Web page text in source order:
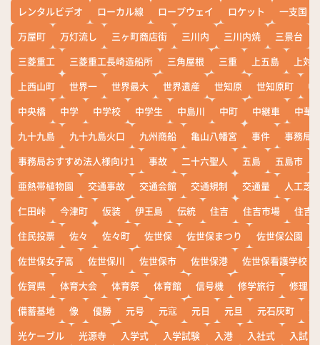
レンタルビデオ
ローカル線 ロープウェイ ロケット
一支国
万屋町
万灯流し 三ヶ町商店街 三川内 三川内焼 三景台
三菱重工
三菱重工長崎造船所 三角屋根 三重 上五島
上対
上西山町
世界一 世界最大 世界遺産 世知原 世知原町
中
中央橋
中学 中学校 中学生 中島川 中町 中継車
中華
九十九島
九十九島火口 九州商船 亀山八幡宮 事件
事務局
事務局おすすめ法人様向け1
事故 二十六聖人 五島 五島市
亜熱帯植物園
交通事故 交通会館 交通規制 交通量
人工芝
仁田峠
今津町 仮装 伊王島 伝統 住吉 住吉市場
住吉
住民投票
佐々 佐々町 佐世保 佐世保まつり 佐世保公園
佐世保女子高
佐世保川 佐世保市 佐世保港
佐世保看護学校
佐賀県
体育大会 体育祭 体育館 信号機 修学旅行
修理
備蓄基地
像 優勝 元号 元寇 元日 元旦 元石灰町
光ケーブル
光源寺 入学式 入学試験 入港 入社式
入試